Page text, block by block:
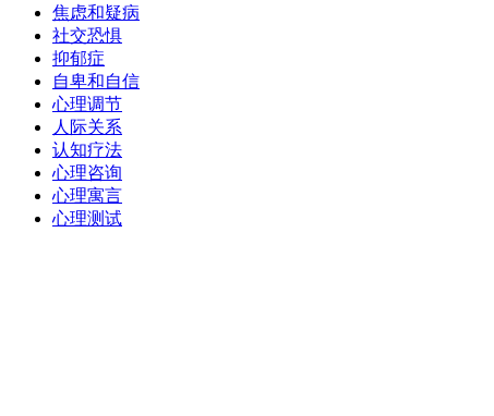
焦虑和疑病
社交恐惧
抑郁症
自卑和自信
心理调节
人际关系
认知疗法
心理咨询
心理寓言
心理测试